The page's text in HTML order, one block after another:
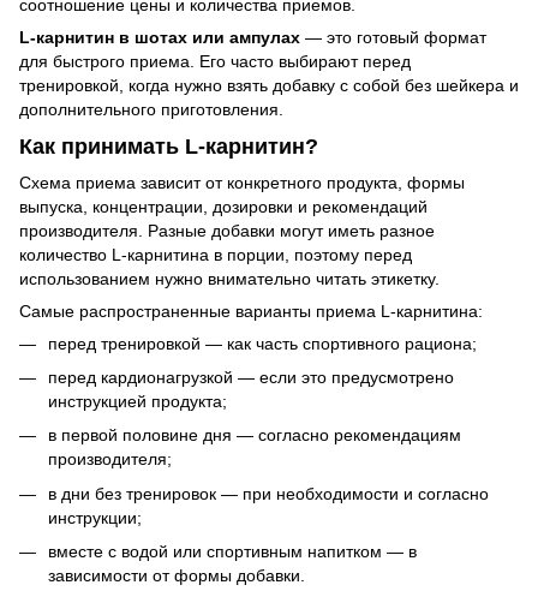
соотношение цены и количества приемов.
L-карнитин в шотах или ампулах — это готовый формат
для быстрого приема. Его часто выбирают перед
тренировкой, когда нужно взять добавку с собой без шейкера и
дополнительного приготовления.
Как принимать L-карнитин?
Схема приема зависит от конкретного продукта, формы
выпуска, концентрации, дозировки и рекомендаций
производителя. Разные добавки могут иметь разное
количество L-карнитина в порции, поэтому перед
использованием нужно внимательно читать этикетку.
Самые распространенные варианты приема L-карнитина:
перед тренировкой — как часть спортивного рациона;
перед кардионагрузкой — если это предусмотрено
инструкцией продукта;
в первой половине дня — согласно рекомендациям
производителя;
в дни без тренировок — при необходимости и согласно
инструкции;
вместе с водой или спортивным напитком — в
зависимости от формы добавки.